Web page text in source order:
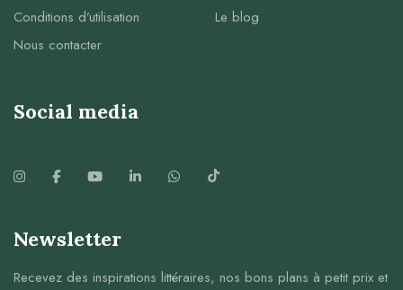
Conditions d’utilisation
Nous contacter
Le blog
Social media
Newsletter
Recevez des inspirations littéraires, nos bons plans à petit prix et